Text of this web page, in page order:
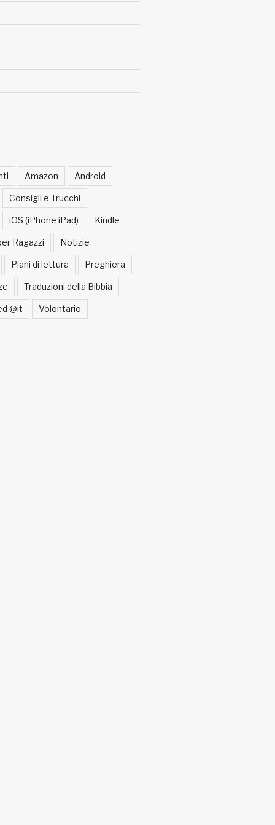
Amazon Android
Consigli e Trucchi
iOS (iPhone iPad) Kindle
Ragazzi Notizie
Piani di lettura Preghiera
Traduzioni della Bibbia
@it Volontario